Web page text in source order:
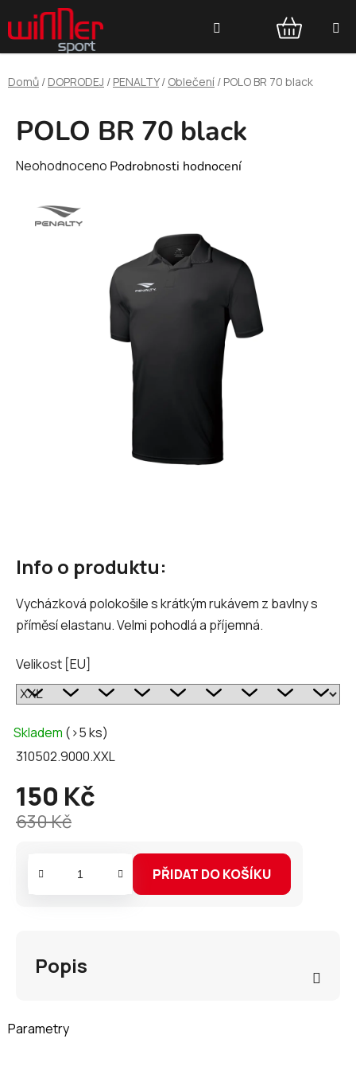
na
obsah
NÁKUPNÍ
KOŠÍK
Domů / DOPRODEJ / PENALTY / Oblečení / POLO BR 70 black
Info o produktu:
Vycházková polokošile s krátkým rukávem z bavlny s
příměsí elastanu. Velmi pohodlá a příjemná.
Velikost [EU]
Skladem (>5 ks)
310502.9000.XXL
630 Kč
150 Kč
Měrná
cena:
PŘIDAT DO KOŠÍKU
POLO BR 70 black
Průměrné
produktu
Neohodnoceno Podrobnosti hodnocení
Popis
Parametry